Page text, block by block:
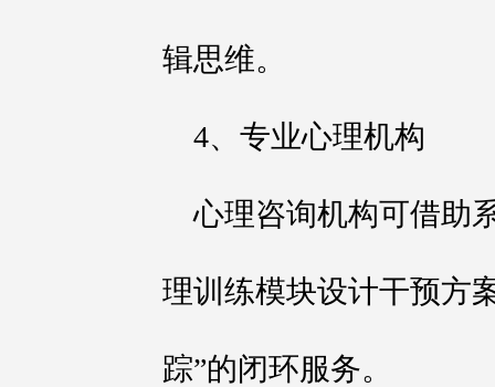
辑思维。
4、专业心理机构
心理咨询机构可借助
理训练模块设计干预方
踪”的闭环服务。